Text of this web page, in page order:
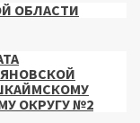
ОБЛАСТИ
ОКРУГУ №2